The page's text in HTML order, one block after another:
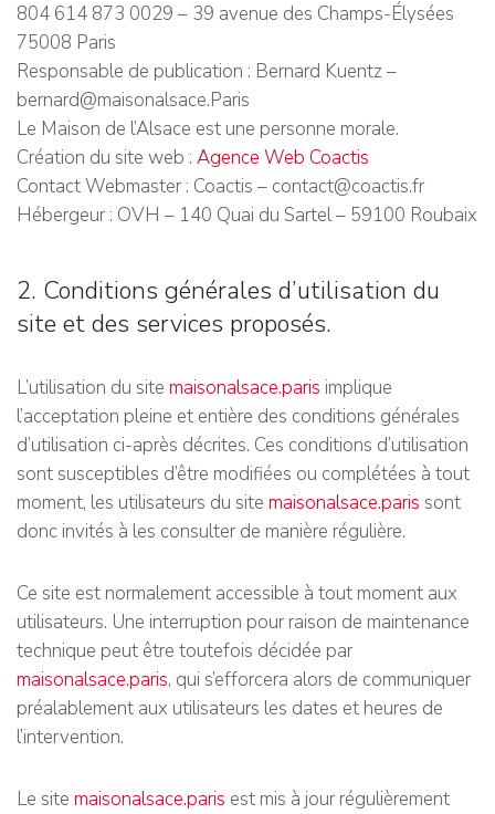
804 614 873 0029 – 39 avenue des Champs-Élysées
75008 Paris
Responsable de publication : Bernard Kuentz –
bernard@maisonalsace.Paris
Le Maison de l’Alsace est une personne morale.
Création du site web : Agence Web Coactis
Contact Webmaster : Coactis – contact@coactis.fr
Hébergeur : OVH – 140 Quai du Sartel – 59100 Roubaix
2. Conditions générales d’utilisation du
site et des services proposés.
L’utilisation du site maisonalsace.paris implique
l’acceptation pleine et entière des conditions générales
d’utilisation ci-après décrites. Ces conditions d’utilisation
sont susceptibles d’être modifiées ou complétées à tout
moment, les utilisateurs du site maisonalsace.paris sont
donc invités à les consulter de manière régulière.
Ce site est normalement accessible à tout moment aux
utilisateurs. Une interruption pour raison de maintenance
technique peut être toutefois décidée par
maisonalsace.paris, qui s’efforcera alors de communiquer
préalablement aux utilisateurs les dates et heures de
l’intervention.
Le site maisonalsace.paris est mis à jour régulièrement